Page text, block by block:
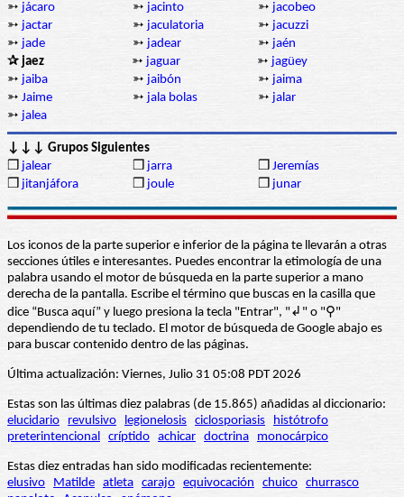
➳ jácaro ➳ jacinto ➳ jacobeo
➳ jactar ➳ jaculatoria ➳ jacuzzi
➳ jade ➳ jadear ➳ jaén
✰ jaez
➳ jaguar ➳ jagüey
➳ jaiba ➳ jaibón ➳ jaima
➳ Jaime ➳ jala bolas ➳ jalar
➳ jalea
↓↓↓ Grupos Siguientes
❒ jalear ❒ jarra ❒ Jeremías
❒ jitanjáfora ❒ joule ❒ junar
Los iconos de la parte superior e inferior de la página te llevarán a otras
secciones útiles e interesantes. Puedes encontrar la etimología de una
palabra usando el motor de búsqueda en la parte superior a mano
derecha de la pantalla. Escribe el término que buscas en la casilla que
dice “Busca aquí” y luego presiona la tecla "Entrar", "↲" o "⚲"
dependiendo de tu teclado. El motor de búsqueda de Google abajo es
para buscar contenido dentro de las páginas.
Última actualización: Viernes, Julio 31 05:08 PDT 2026
Estas son las últimas diez palabras (de 15.865) añadidas al diccionario:
elucidario
revulsivo legionelosis ciclosporiasis
histótrofo
preterintencional críptido achicar doctrina monocárpico
Estas diez entradas han sido modificadas recientemente:
elusivo
Matilde atleta carajo equivocación chuico churrasco